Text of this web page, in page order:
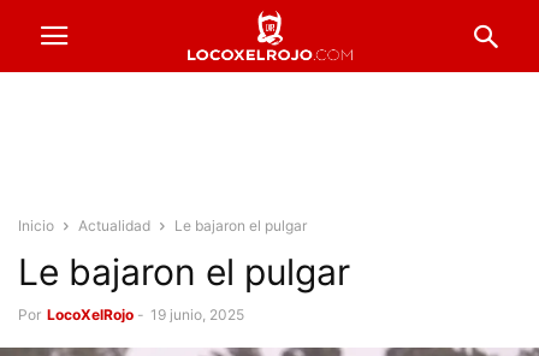
Inicio Actualidad Le bajaron el pulgar
Le bajaron el pulgar
Por LocoXelRojo - 19 junio, 2025